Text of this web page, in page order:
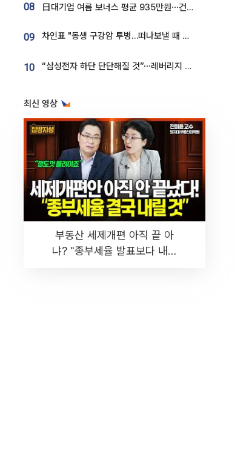
08 日대기업 여름 보너스 평균 935만원⋯건설회사 1800만 넘어
09 차인표 "동생 구강암 투병…떠나보낼 때 가장 힘들었다”
10 “삼성전자 하단 단단해질 것”⋯레버리지 규제에 쏠림 완화 [찐코노미]
최신 영상
부동산 세제개편 아직 끝 아
냐? "종부세율 발표보다 내릴